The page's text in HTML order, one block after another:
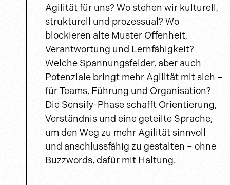
Agilität für uns? Wo stehen wir kulturell,
strukturell und prozessual? Wo
blockieren alte Muster Offenheit,
Verantwortung und Lernfähigkeit?
Welche Spannungsfelder, aber auch
Potenziale bringt mehr Agilität mit sich –
für Teams, Führung und Organisation?
Die Sensify-Phase schafft Orientierung,
Verständnis und eine geteilte Sprache,
um den Weg zu mehr Agilität sinnvoll
und anschlussfähig zu gestalten – ohne
Buzzwords, dafür mit Haltung.